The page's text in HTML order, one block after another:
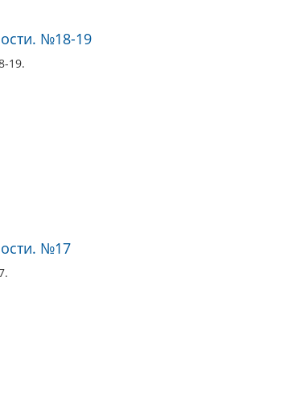
№18-19
19.
№17